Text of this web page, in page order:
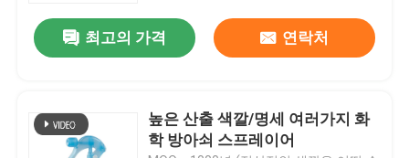
최고의 가격 연락처
높은 산출 색깔/명세 여러가지 화
학 방아쇠 스프레이어